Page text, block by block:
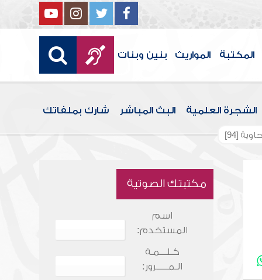
المكتبة المواريث بنين وبنات
الشجرة العلمية البث المباشر شارك بملفاتك
[94]
مكتبتك الصوتية
اسم
المستخدم:
كـلـــمـة
الـمـــــرور: